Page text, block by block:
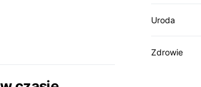
Uroda
Zdrowie